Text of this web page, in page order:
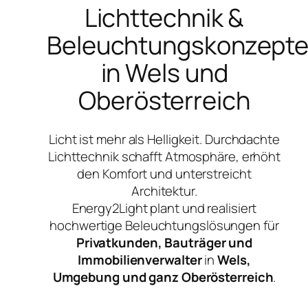
Lichttechnik &
Beleuchtungskonzepte
in Wels und
Oberösterreich
Licht ist mehr als Helligkeit. Durchdachte
Lichttechnik schafft Atmosphäre, erhöht
den Komfort und unterstreicht
Architektur.
Energy2Light plant und realisiert
hochwertige Beleuchtungslösungen für
Privatkunden, Bauträger und
ImmobilienverwalterinWels,
Umgebung und ganz Oberösterreich.